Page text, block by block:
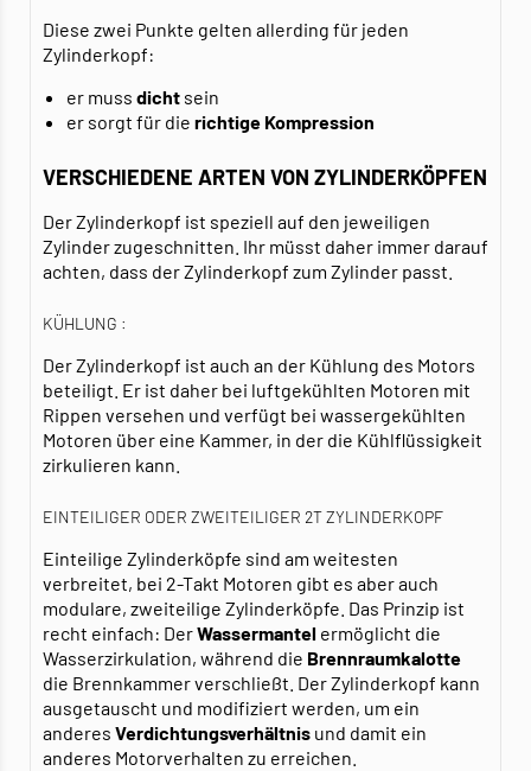
Diese zwei Punkte gelten allerding für jeden
Zylinderkopf:
er muss dicht sein
er sorgt für die richtige Kompression
VERSCHIEDENE ARTEN VON ZYLINDERKÖPFEN
Der Zylinderkopf ist speziell auf den jeweiligen
Zylinder zugeschnitten. Ihr müsst daher immer darauf
achten, dass der Zylinderkopf zum Zylinder passt.
KÜHLUNG :
Der Zylinderkopf ist auch an der Kühlung des Motors
beteiligt. Er ist daher bei luftgekühlten Motoren mit
Rippen versehen und verfügt bei wassergekühlten
Motoren über eine Kammer, in der die Kühlflüssigkeit
zirkulieren kann.
EINTEILIGER ODER ZWEITEILIGER 2T ZYLINDERKOPF
Einteilige Zylinderköpfe sind am weitesten
verbreitet, bei 2-Takt Motoren gibt es aber auch
modulare, zweiteilige Zylinderköpfe. Das Prinzip ist
recht einfach: DerWassermantel ermöglicht die
Wasserzirkulation, während die Brennraumkalotte
die Brennkammer verschließt. Der Zylinderkopf kann
ausgetauscht und modifiziert werden, um ein
anderes Verdichtungsverhältnis und damit ein
anderes Motorverhalten zu erreichen.